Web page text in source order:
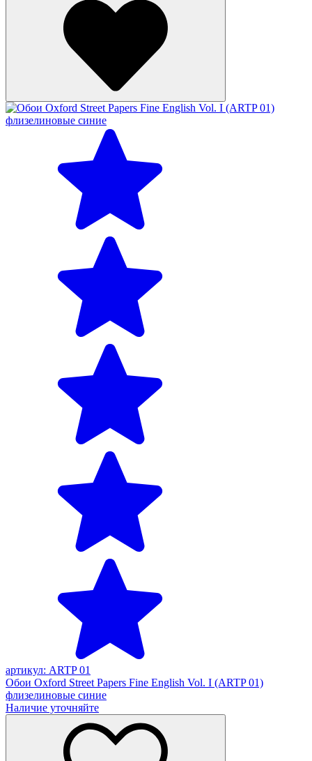
артикул: ARTP 01
Обои Oxford Street Papers Fine English Vol. I (ARTP 01)
флизелиновые синие
Наличие уточняйте